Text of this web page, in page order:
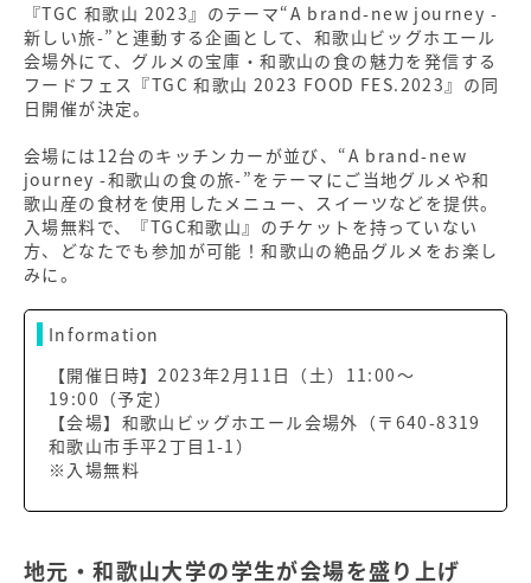
『TGC 和歌山 2023』のテーマ“A brand-new journey -
新しい旅-”と連動する企画として、和歌山ビッグホエール
会場外にて、グルメの宝庫・和歌山の食の魅力を発信する
フードフェス『TGC 和歌山 2023 FOOD FES.2023』の同
日開催が決定。
会場には12台のキッチンカーが並び、“A brand-new
journey -和歌山の食の旅-”をテーマにご当地グルメや和
歌山産の食材を使用したメニュー、スイーツなどを提供。
入場無料で、『TGC和歌山』のチケットを持っていない
方、どなたでも参加が可能！和歌山の絶品グルメをお楽し
みに。
Information
【開催日時】2023年2月11日（土）11:00〜
19:00（予定）
【会場】和歌山ビッグホエール会場外（〒640-8319
和歌山市手平2丁目1-1）
※入場無料
地元・和歌山大学の学生が会場を盛り上げ